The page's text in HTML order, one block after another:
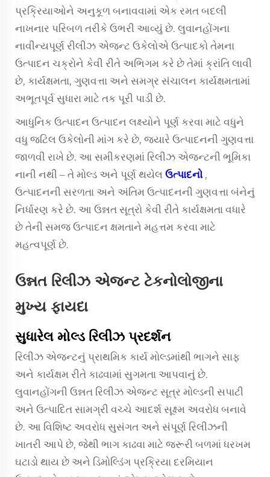
પ્રક્રિયાઓને અનુકૂળ બનાવવામાં એક રમત બદલી
નાખનાર પરિબળ તરીકે ઉભરી આવ્યું છે. લુવાનહોંગના
નાવીન્યપૂર્ણ રીલીઝ એજન્ટ ઉકેલોએ ઉત્પાદકો તેમના
ઉત્પાદન ચક્રોને કેવી રીતે અભિગમ કરે છે તેમાં ક્રાંતિ લાવી
છે, કાર્યક્ષમતા, ગુણવત્તા અને સમગ્ર સંચાલન કાર્યક્ષમતામાં
અભૂતપૂર્વ સુધારા માટે તક પૂરી પાડી છે.
આધુનિક ઉત્પાદન ઉત્પાદન લક્ષ્યોને પૂર્ણ કરવા માટે વધુને
વધુ જટિલ ઉકેલોની માંગ કરે છે, જ્યારે ઉત્પાદનની ગુણવત્તા
જાળવી રાખે છે. આ સમીકરણમાં રિલીઝ એજન્ટની ભૂમિકા
નાની નથી – તે મોલ્ડ અને પૂર્ણ થયેલ ઉત્પાદનો ,
ઉત્પાદનની સરળતા અને અંતિમ ઉત્પાદનની ગુણવત્તા બંનેનું
નિર્ધારણ કરે છે. આ ઉન્નત સૂત્રો કેવી રીતે કાર્યક્ષમતા વધારે
છે તેની સમજ ઉત્પાદન ક્ષમતાને મહત્તમ કરવા માટે
મહત્વપૂર્ણ છે.
ઉન્નત રિલીઝ એજન્ટ ટેકનોલોજીના
મુખ્ય ફાયદા
સુધારેલ મોલ્ડ રિલીઝ પ્રદર્શન
રિલીઝ એજન્ટનું પ્રાથમિક કાર્ય મોલ્ડમાંથી ભાગને સાફ
અને કાર્યક્ષમ રીતે કાઢવામાં સુગમતા આપવાનું છે.
લુવાનહોંગની ઉન્નત રિલીઝ એજન્ટ સૂત્ર મોલ્ડની સપાટી
અને ઉત્પાદિત સામગ્રી વચ્ચે આદર્શ સૂક્ષ્મ અવરોધ બનાવે
છે. આ વિશિષ્ટ અવરોધ સુસંગત અને સંપૂર્ણ રિલીઝની
ખાતરી આપે છે, જેથી ભાગ કાઢવા માટે જરૂરી બળમાં ધરખમ
ઘટાડો થાય છે અને ડિમોલ્ડિંગ પ્રક્રિયા દરમિયાન